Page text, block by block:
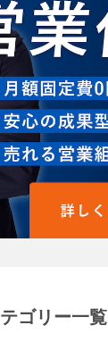
ゴリー一覧